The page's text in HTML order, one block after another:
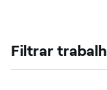
Filtrar